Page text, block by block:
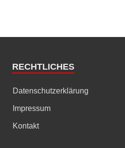
RECHTLICHES
Datenschutzerklärung
Impressum
Kontakt